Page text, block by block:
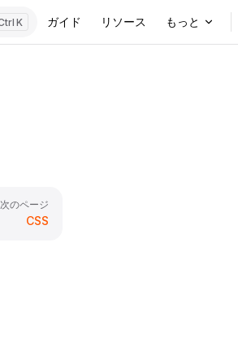
K ガイド リソース もっと
次のページ
CSS